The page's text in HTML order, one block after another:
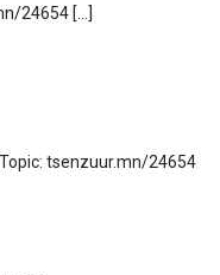
24654 […]
tsenzuur.mn/24654